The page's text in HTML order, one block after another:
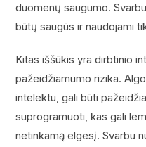
duomenų saugumo.
būtų saugūs ir naudojami
Kitas iššūkis yra dirbtinio
pažeidžiamumo rizika.
intelektu, gali būti
suprogramuoti, kas gali
netinkamą elgesį. Svarbu